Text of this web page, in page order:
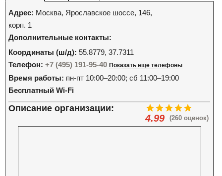
Адрес: Москва, Ярославское шоссе, 146,
корп. 1
Дополнительные контакты:
Координаты (ш/д): 55.8779, 37.7311
Телефон: +7 (495) 191-95-40 Показать еще телефоны
Время работы: пн-пт 10:00–20:00; сб 11:00–19:00
Бесплатный Wi-Fi
(260 оценок)
4.99
Описание организации: